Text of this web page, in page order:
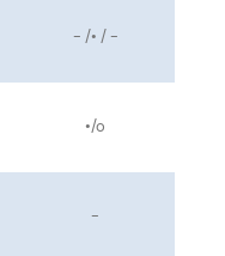
- /• / -
•/o
-